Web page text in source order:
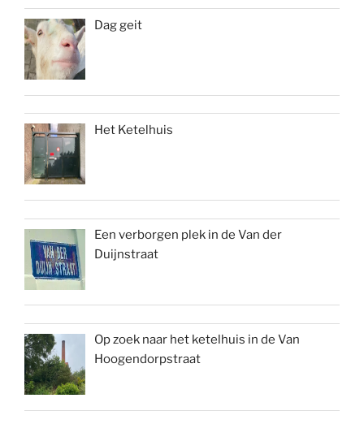
Dag geit
Het Ketelhuis
Een verborgen plek in de Van der
Duijnstraat
Op zoek naar het ketelhuis in de Van
Hoogendorpstraat